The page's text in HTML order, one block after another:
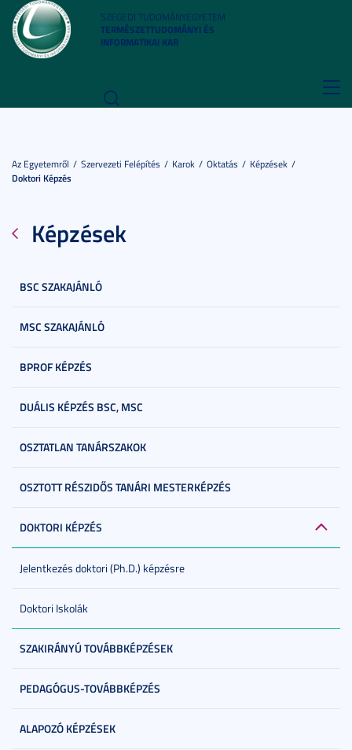
SZEGEDI TUDOMÁNYEGYETEM
TERMÉSZETTUDOMÁNYI ÉS
INFORMATIKAI KAR
Az Egyetemről Szervezeti Felépítés Karok Oktatás
Képzések
Doktori Képzés
Képzések
BSC SZAKAJÁNLÓ
MSC SZAKAJÁNLÓ
BPROF KÉPZÉS
DUÁLIS KÉPZÉS BSC, MSC
OSZTATLAN TANÁRSZAKOK
OSZTOTT RÉSZIDŐS TANÁRI MESTERKÉPZÉS
DOKTORI KÉPZÉS
Jelentkezés doktori (Ph.D.) képzésre
Doktori Iskolák
SZAKIRÁNYÚ TOVÁBBKÉPZÉSEK
PEDAGÓGUS-TOVÁBBKÉPZÉS
ALAPOZÓ KÉPZÉSEK